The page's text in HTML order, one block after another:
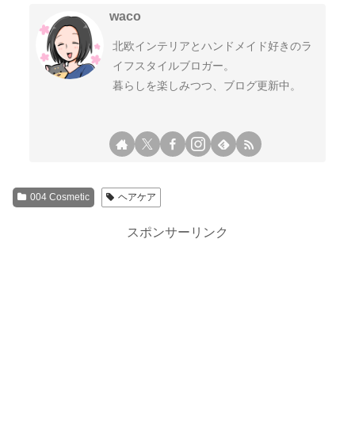
waco
北欧インテリアとハンドメイド好きのラ
イフスタイルブロガー。
暮らしを楽しみつつ、ブログ更新中。
004 Cosmetic ヘアケア
スポンサーリンク